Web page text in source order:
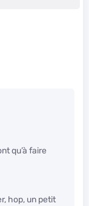
qu’à faire
hop, un petit